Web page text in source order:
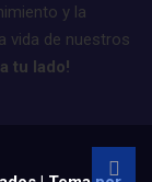
y la
vida de nuestros
tu lado!